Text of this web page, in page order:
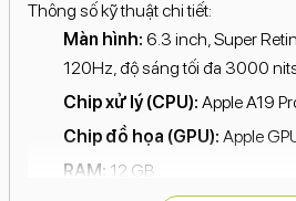
Thông số kỹ thuật chi tiết:
Màn hình: 6.3 inch, Super
120Hz, độ sáng tối đa 3000
Chip xử lý (CPU): Apple A19
Chip đồ họa (GPU): Apple
RAM: 12 GB.